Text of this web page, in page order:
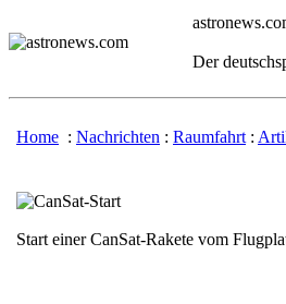
Der
Home : Nachrichten : Raumfahrt :
Start einer CanSat-Rakete vom